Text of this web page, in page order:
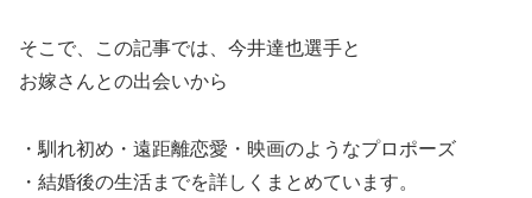
そこで、この記事では、今井達也選手と
お嫁さんとの出会いから
・馴れ初め・遠距離恋愛・映画のようなプロポーズ
・結婚後の生活までを詳しくまとめています。